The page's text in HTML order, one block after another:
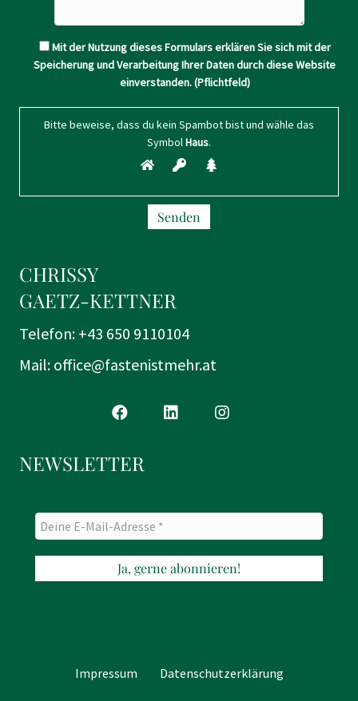
Mit der Nutzung dieses Formulars erklären Sie sich mit der
Speicherung und Verarbeitung Ihrer Daten durch diese Website
einverstanden. (Pflichtfeld)
Bitte beweise, dass du kein Spambot bist und wähle das
SymbolHaus.
CHRISSY
GAETZ-KETTNER
Telefon: +43 650 9110104
Mail: office@fastenistmehr.at
NEWSLETTER
Impressum Datenschutzerklärung